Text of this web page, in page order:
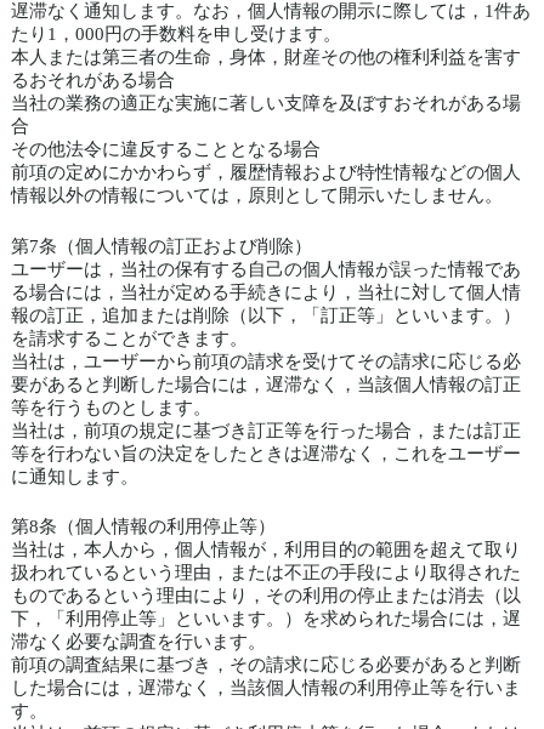
遅滞なく通知します。なお，個人情報の開示に際しては，1件あ
たり1，000円の手数料を申し受けます。
本人または第三者の生命，身体，財産その他の権利利益を害す
るおそれがある場合
当社の業務の適正な実施に著しい支障を及ぼすおそれがある場
合
その他法令に違反することとなる場合
前項の定めにかかわらず，履歴情報および特性情報などの個人
情報以外の情報については，原則として開示いたしません。
第7条（個人情報の訂正および削除）
ユーザーは，当社の保有する自己の個人情報が誤った情報であ
る場合には，当社が定める手続きにより，当社に対して個人情
報の訂正，追加または削除（以下，「訂正等」といいます。）
を請求することができます。
当社は，ユーザーから前項の請求を受けてその請求に応じる必
要があると判断した場合には，遅滞なく，当該個人情報の訂正
等を行うものとします。
当社は，前項の規定に基づき訂正等を行った場合，または訂正
等を行わない旨の決定をしたときは遅滞なく，これをユーザー
に通知します。
第8条（個人情報の利用停止等）
当社は，本人から，個人情報が，利用目的の範囲を超えて取り
扱われているという理由，または不正の手段により取得された
ものであるという理由により，その利用の停止または消去（以
下，「利用停止等」といいます。）を求められた場合には，遅
滞なく必要な調査を行います。
前項の調査結果に基づき，その請求に応じる必要があると判断
した場合には，遅滞なく，当該個人情報の利用停止等を行いま
す。